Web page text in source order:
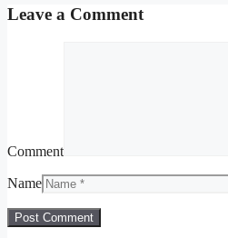
Leave a Comment
Comment
Name